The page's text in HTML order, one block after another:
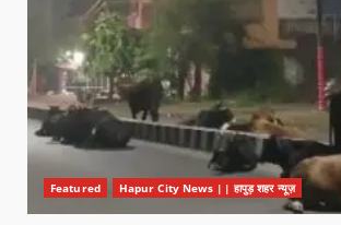
Featured Hapur City News || हापुड़ शहर न्यूज़